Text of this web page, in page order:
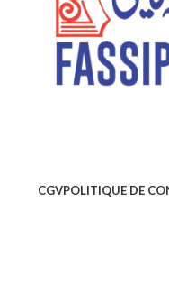
CGVPOLITIQUE DE